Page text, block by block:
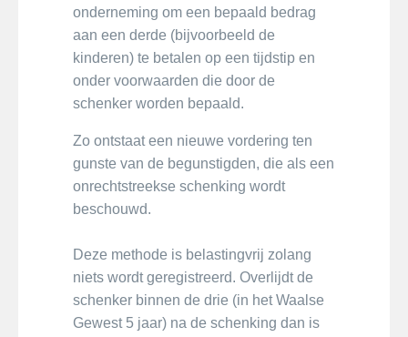
onderneming om een bepaald bedrag
aan een derde (bijvoorbeeld de
kinderen) te betalen op een tijdstip en
onder voorwaarden die door de
schenker worden bepaald.
Zo ontstaat een nieuwe vordering ten
gunste van de begunstigden, die als een
onrechtstreekse schenking wordt
beschouwd.
Deze methode is belastingvrij zolang
niets wordt geregistreerd. Overlijdt de
schenker binnen de drie (in het Waalse
Gewest 5 jaar) na de schenking dan is